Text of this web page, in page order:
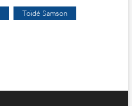
Toïdé Samson